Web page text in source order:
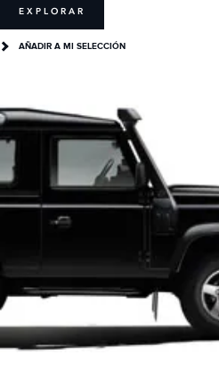
EXPLORAR
AÑADIR A MI SELECCIÓN